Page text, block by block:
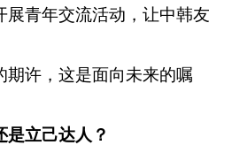
展青年交流活动，让中韩友
期许，这是面向未来的嘱
是立己达人？